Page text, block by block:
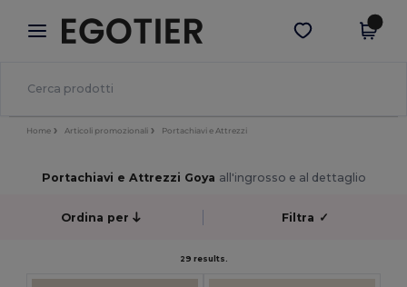
× App Egotier
Prezzi migliori sull'app!
Scarica app
Home Articoli promozionali Portachiavi e Attrezzi
Portachiavi e Attrezzi Goya all'ingrosso e al dettaglio
Ordina per Filtra ✓
29 results.